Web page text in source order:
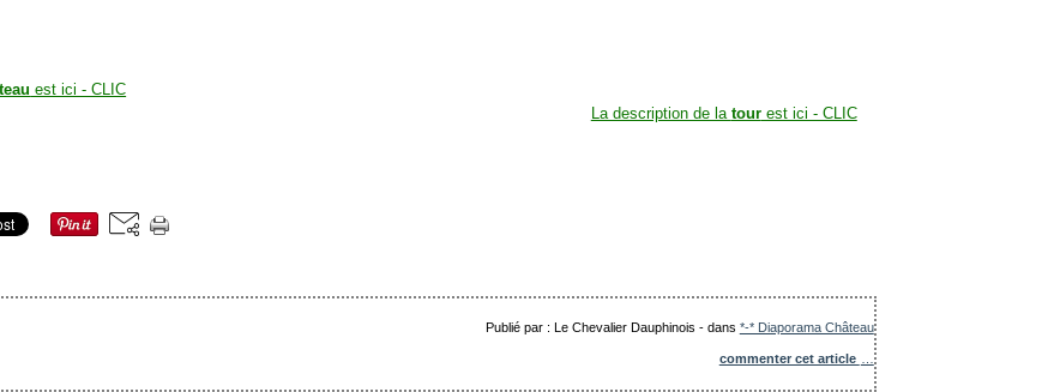
est ici - CLIC
La description de la tourest ici - CLIC
Publié par : Le Chevalier Dauphinois -dans *-* Diaporama Château
commenter cet article